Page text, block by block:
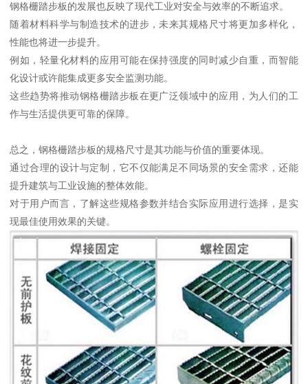
钢格栅踏步板的发展也反映了现代工业对安全与效率的不断追求。
随着材料科学与制造技术的进步，未来其规格尺寸将更加多样化，
性能也将进一步提升。
例如，轻量化材料的应用可能在保持强度的同时减少自重，而智能
化设计或许能集成更多安全监测功能。
这些趋势将推动钢格栅踏步板在更广泛领域中的应用，为人们的工
作与生活提供更可靠的保障。
总之，钢格栅踏步板的规格尺寸是其功能与价值的重要体现。
通过合理的设计与定制，它不仅能满足不同场景的安全需求，还能
提升建筑与工业设施的整体效能。
对于用户而言，了解这些规格参数并结合实际应用进行选择，是实
现最佳使用效果的关键。